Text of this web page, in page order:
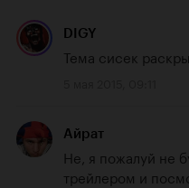
DIGY
Тема сисек
Айрат
Не, я пожалуй не
трейлером и